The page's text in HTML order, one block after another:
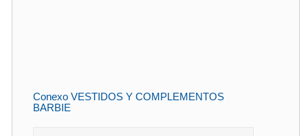
Conexo VESTIDOS Y COMPLEMENTOS
BARBIE